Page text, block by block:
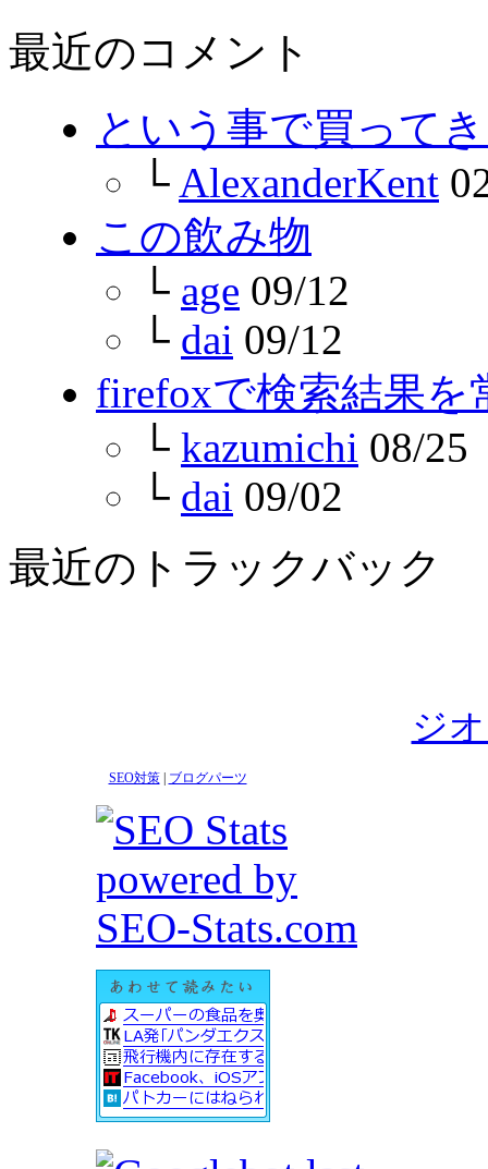
最近のコメント
という事で買って
└ AlexanderKent
この飲み物
└ age 09/12
└ dai 09/12
firefoxで検索結果
└ kazumichi 08/25
└ dai 09/02
最近のトラックバック
ジ
SEO対策| ブログパーツ